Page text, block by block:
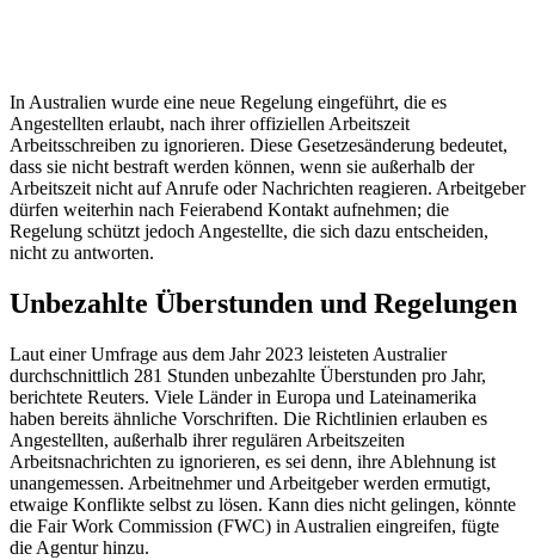
In Australien wurde eine neue Regelung eingeführt, die es
Angestellten erlaubt, nach ihrer offiziellen Arbeitszeit
Arbeitsschreiben zu ignorieren. Diese Gesetzesänderung bedeutet,
dass sie nicht bestraft werden können, wenn sie außerhalb der
Arbeitszeit nicht auf Anrufe oder Nachrichten reagieren. Arbeitgeber
dürfen weiterhin nach Feierabend Kontakt aufnehmen; die
Regelung schützt jedoch Angestellte, die sich dazu entscheiden,
nicht zu antworten.
Unbezahlte Überstunden und Regelungen
Laut einer Umfrage aus dem Jahr 2023 leisteten Australier
durchschnittlich 281 Stunden unbezahlte Überstunden pro Jahr,
berichtete Reuters. Viele Länder in Europa und Lateinamerika
haben bereits ähnliche Vorschriften. Die Richtlinien erlauben es
Angestellten, außerhalb ihrer regulären Arbeitszeiten
Arbeitsnachrichten zu ignorieren, es sei denn, ihre Ablehnung ist
unangemessen. Arbeitnehmer und Arbeitgeber werden ermutigt,
etwaige Konflikte selbst zu lösen. Kann dies nicht gelingen, könnte
die Fair Work Commission (FWC) in Australien eingreifen, fügte
die Agentur hinzu.